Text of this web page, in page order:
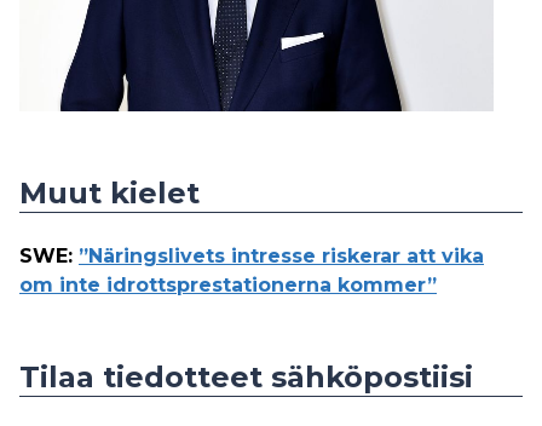
Muut kielet
SWE: ”Näringslivets intresse riskerar att vika
om inte idrottsprestationerna kommer”
Tilaa tiedotteet sähköpostiisi